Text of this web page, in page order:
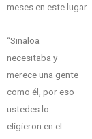
meses en este lugar.
“Sinaloa
necesitaba y
merece una gente
como él, por eso
ustedes lo
eligieron en el